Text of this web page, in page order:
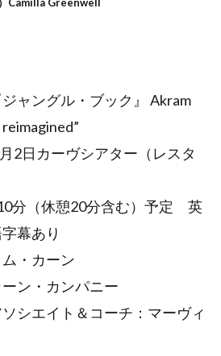
ャングル・ブック』 Akram
reimagined”
2日カーヴシアター（レスタ
分（休憩20分含む）予定 英
幕あり
・カーン
ン・カンパニー
シエイト＆コーチ：マーヴィ